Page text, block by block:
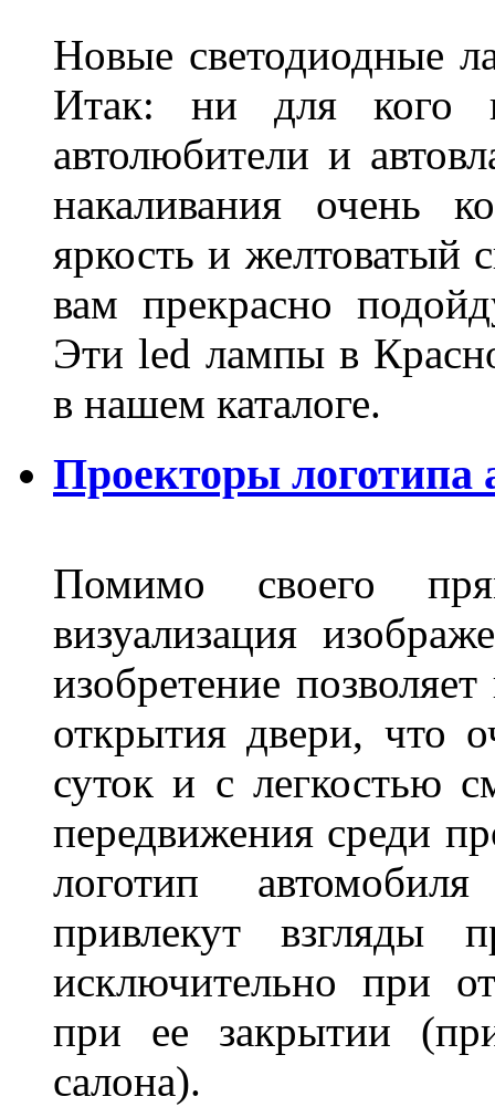
Новые светодиодные
Итак: ни для кого
автолюбители и
накаливания очень
яркость и желтоватый
вам прекрасно
Эти led лампы в
в нашем каталоге.
Проекторы логотипа
Помимо своего
визуализация
изобретение
открытия двери, что
суток и с легкостью
передвижения среди
логотип
привлекут взгляды
исключительно при
при ее закрытии
салона).